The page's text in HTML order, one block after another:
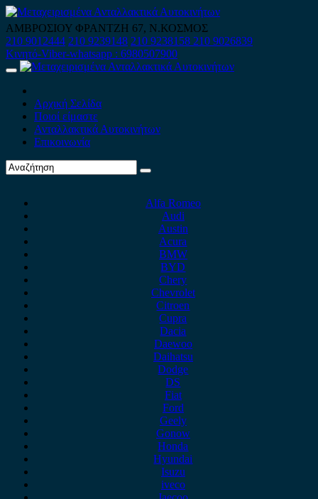
Skip
to
content
ΑΜΒΡΟΣΙΟΥ ΦΡΑΝΤΖΗ 67, Ν.ΚΟΣΜΟΣ
210 9012444 210 9239148 210 9238158 210 9026839
Κινητό-Viber-whatsapp : 6980507900
Primary
Αρχική Σελίδα
Ποιοί είμαστε
Ανταλλακτικά Αυτοκινήτων
Επικοινωνία
Alfa Romeo
Audi
Austin
Acura
BMW
BYD
Chery
Chevrolet
Citroen
Cupra
Dacia
Daewoo
Daihatsu
Dodge
DS
Fiat
Ford
Geely
Gonow
Honda
Hyundai
Isuzu
iveco